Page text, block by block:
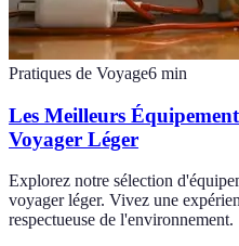
Pratiques de Voyage6 min
Les Meilleurs
Voyager Léger
Explorez notre sélection
voyager léger. Vivez une
respectueuse de l'environnement.